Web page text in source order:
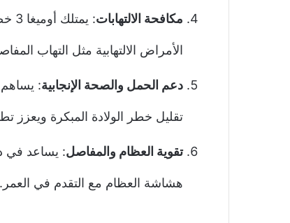
مكافحة الالتهابات :
الأمراض الالتهابية مثل التهاب
دعم الحمل والصحة الإنجابية: يساهم
تقليل خطر الولادة المبكرة ويعزز
تقوية العظام والمفاصل: يساعد في
هشاشة العظام مع التقدم في العمر.